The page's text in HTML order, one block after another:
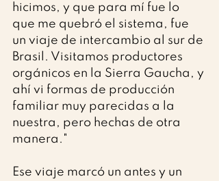
hicimos, y que para mí fue lo
que me quebró el sistema, fue
un viaje de intercambio al sur de
Brasil. Visitamos productores
orgánicos en la Sierra Gaucha, y
ahí vi formas de producción
familiar muy parecidas a la
nuestra, pero hechas de otra
manera."
Ese viaje marcó un antes y un